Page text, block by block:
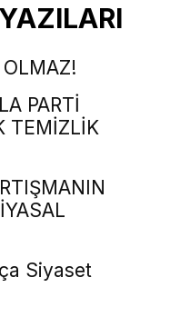
OLMAZ!
PARTİ
TEMİZLİK
Siyaset